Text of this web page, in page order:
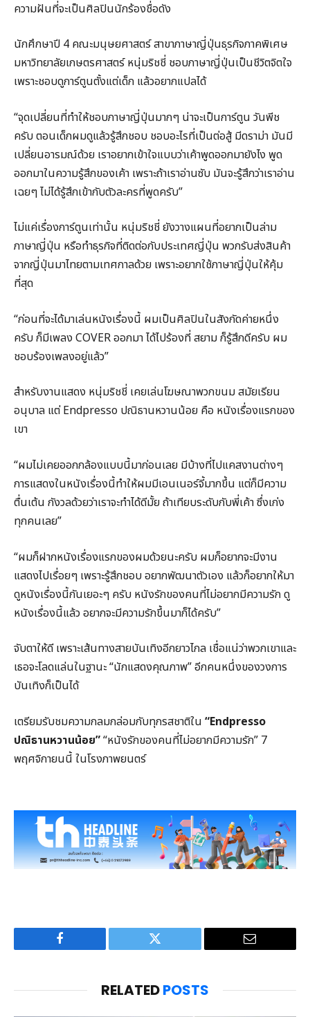
ความฝันที่จะเป็นศิลปินนักร้องชื่อดัง
นักศึกษาปี 4 คณะมนุษยศาสตร์ สาขาภาษาญี่ปุ่นธุรกิจภาคพิเศษ
มหาวิทยาลัยเกษตรศาสตร์ หนุ่มริชชี่ ชอบภาษาญี่ปุ่นเป็นชีวิตจิตใจ
เพราะชอบดูการ์ตูนตั้งแต่เด็ก แล้วอยากแปลได้
“จุดเปลี่ยนที่ทำให้ชอบภาษาญี่ปุ่นมากๆ น่าจะเป็นการ์ตูน วันพีช
ครับ ตอนเด็กผมดูแล้วรู้สึกชอบ ชอบอะไรที่เป็นต่อสู้ มีดราม่า มันมี
เปลี่ยนอารมณ์ด้วย เราอยากเข้าใจแบบว่าเค้าพูดออกมายังไง พูด
ออกมาในความรู้สึกของเค้า เพราะถ้าเราอ่านซับ มันจะรู้สึกว่าเราอ่าน
เฉยๆ ไม่ได้รู้สึกเข้ากับตัวละครที่พูดครับ”
ไม่แค่เรื่องการ์ตูนเท่านั้น หนุ่มริชชี่ ยังวางแผนที่อยากเป็นล่าม
ภาษาญี่ปุ่น หรือทำธุรกิจที่ติดต่อกับประเทศญี่ปุ่น พวกรับส่งสินค้า
จากญี่ปุ่นมาไทยตามเทศกาลด้วย เพราะอยากใช้ภาษาญี่ปุ่นให้คุ้ม
ที่สุด
“ก่อนที่จะได้มาเล่นหนังเรื่องนี้ ผมเป็นศิลปินในสังกัดค่ายหนึ่ง
ครับ ก็มีเพลง COVER ออกมา ได้ไปร้องที่ สยาม ก็รู้สึกดีครับ ผม
ชอบร้องเพลงอยู่แล้ว”
สำหรับงานแสดง หนุ่มริชชี่ เคยเล่นโฆษณาพวกขนม สมัยเรียน
อนุบาล แต่ Endpresso ปณิธานหวานน้อย คือ หนังเรื่องแรกของ
เขา
“ผมไม่เคยออกกล้องแบบนี้มาก่อนเลย มีบ้างที่ไปแคสงานต่างๆ
การแสดงในหนังเรื่องนี้ทำให้ผมมีเอนเนอร์จี้มากขึ้น แต่ก็มีความ
ตื่นเต้น กังวลด้วยว่าเราจะทำได้ดีมั้ย ถ้าเทียบระดับกับพี่เค้า ซึ่งเก่ง
ทุกคนเลย”
“ผมก็ฝากหนังเรื่องแรกของผมด้วยนะครับ ผมก็อยากจะมีงาน
แสดงไปเรื่อยๆ เพราะรู้สึกชอบ อยากพัฒนาตัวเอง แล้วก็อยากให้มา
ดูหนังเรื่องนี้กันเยอะๆ ครับ หนังรักของคนที่ไม่อยากมีความรัก ดู
หนังเรื่องนี้แล้ว อยากจะมีความรักขึ้นมาก็ได้ครับ”
จับตาให้ดี เพราะเส้นทางสายบันเทิงอีกยาวไกล เชื่อแน่ว่าพวกเขาและ
เธอจะโลดแล่นในฐานะ “นักแสดงคุณภาพ” อีกคนหนึ่งของวงการ
บันเทิงก็เป็นได้
เตรียมรับชมความกลมกล่อมกับทุกรสชาติใน “Endpresso
ปณิธานหวานน้อย”“หนังรักของคนที่ไม่อยากมีความรัก” 7
พฤศจิกายนนี้ ในโรงภาพยนตร์
Facebook Twitter Email
RELATEDPOSTS